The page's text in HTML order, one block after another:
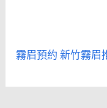
霧眉預約新竹霧眉